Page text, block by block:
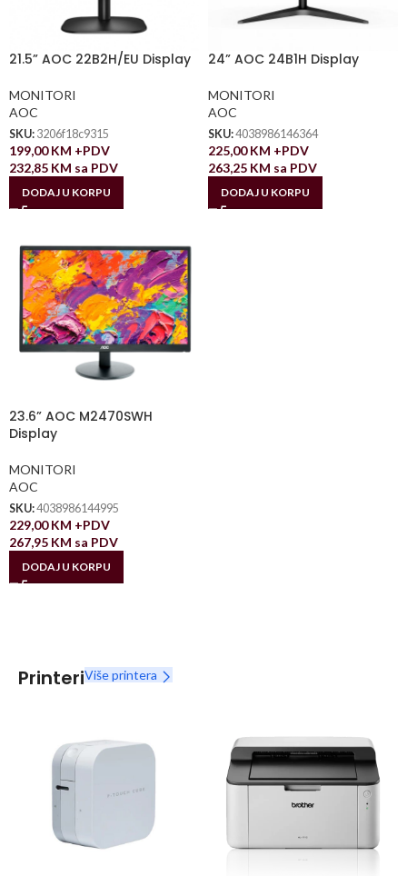
21.5” AOC 22B2H/EU Display
MONITORI
AOC
SKU: 3206f18c9315
199,00KM +PDV
232,85 KM sa PDV
DODAJ U KORPU
24” AOC 24B1H Display
MONITORI
AOC
SKU:4038986146364
225,00KM +PDV
263,25 KM sa PDV
DODAJ U KORPU
23.6” AOC M2470SWH
Display
MONITORI
AOC
SKU:4038986144995
229,00KM +PDV
267,95 KM sa PDV
DODAJ U KORPU
PrinteriViše printera